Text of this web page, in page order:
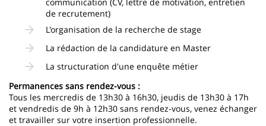
de recrutement)
L'organisation de la recherche de stage
La rédaction de la candidature en Master
La structuration d'une enquête métier
Permanences sans rendez-vous :
Tous les mercredis de 13h30 à 16h30, jeudis de 13h30 à 17h
et vendredis de 9h à 12h30 sans rendez-vous, venez échanger
et travailler sur votre insertion professionnelle.